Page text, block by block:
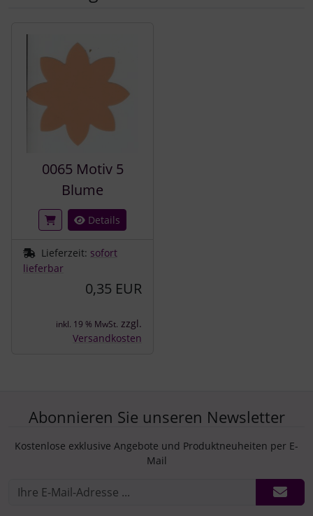
0065 Motiv 5
Blume
Details
Lieferzeit: sofort
lieferbar
0,35 EUR
inkl. 19 % MwSt. zzgl.
Versandkosten
Abonnieren Sie unseren Newsletter
Kostenlose exklusive Angebote und Produktneuheiten per E-
Mail